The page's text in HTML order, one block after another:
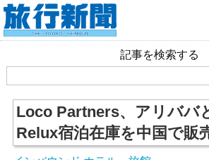
記事を検索する
Loco Partners、アリババ
Relux宿泊在庫を中国で販